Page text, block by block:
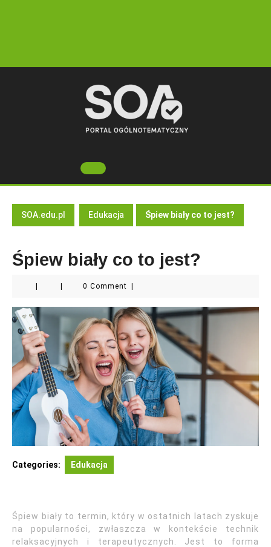
Open
Button
SOA.edu.pl Edukacja Śpiew biały co to jest?
Śpiew biały co to jest?
0 Comment
Categories: Edukacja
Śpiew biały to termin, który w ostatnich latach zyskuje
na popularności, zwłaszcza w kontekście technik
relaksacyjnych i terapeutycznych. Jest to forma